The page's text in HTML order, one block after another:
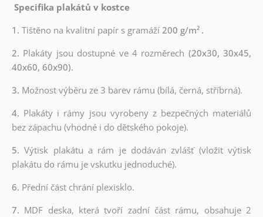
Specifika plakátů v kostce
1. Tištěno na kvalitní papír s gramáží200 g/m² .
2. Plakáty jsou dostupné ve 4 rozměrech (20x30, 30x45,
40x60, 60x90).
3. Možnost výběru ze 3 barev rámu (bílá, černá, stříbrná).
4. Plakáty i rámy jsou vyrobeny z bezpečných materiálů
bez zápachu (vhodné i do dětského pokoje).
5.Výtisk plakátu a rám je dodáván zvlášť (vložit výtisk
plakátu do rámu je vskutku jednoduché).
6. Přední část chrání plexisklo.
7. MDF deska, která tvoří zadní část rámu, obsahuje 2